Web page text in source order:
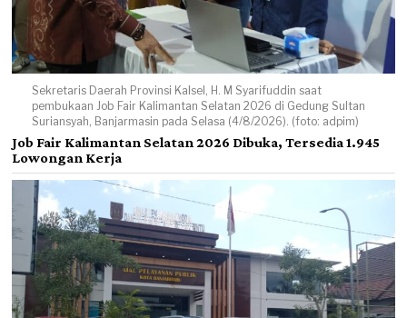
Sekretaris Daerah Provinsi Kalsel, H. M Syarifuddin saat
pembukaan Job Fair Kalimantan Selatan 2026 di Gedung Sultan
Suriansyah, Banjarmasin pada Selasa (4/8/2026). (foto: adpim)
Job Fair Kalimantan Selatan 2026 Dibuka, Tersedia 1.945
Lowongan Kerja